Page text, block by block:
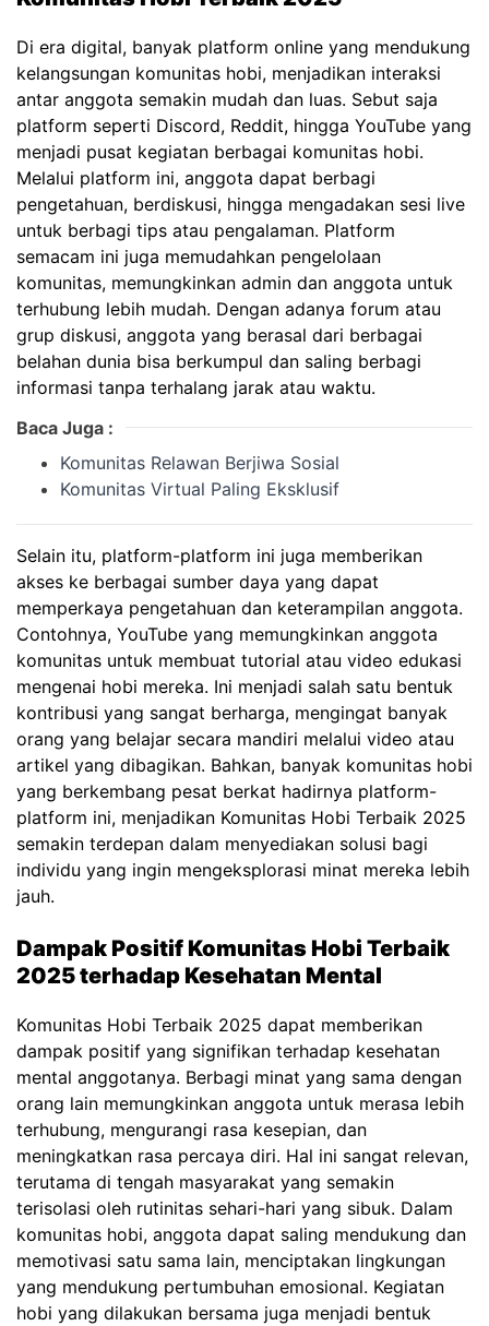
Di era digital, banyak platform online yang mendukung
kelangsungan komunitas hobi, menjadikan interaksi
antar anggota semakin mudah dan luas. Sebut saja
platform seperti Discord, Reddit, hingga YouTube yang
menjadi pusat kegiatan berbagai komunitas hobi.
Melalui platform ini, anggota dapat berbagi
pengetahuan, berdiskusi, hingga mengadakan sesi live
untuk berbagi tips atau pengalaman. Platform
semacam ini juga memudahkan pengelolaan
komunitas, memungkinkan admin dan anggota untuk
terhubung lebih mudah. Dengan adanya forum atau
grup diskusi, anggota yang berasal dari berbagai
belahan dunia bisa berkumpul dan saling berbagi
informasi tanpa terhalang jarak atau waktu.
Baca Juga :
Komunitas Relawan Berjiwa Sosial
Komunitas Virtual Paling Eksklusif
Selain itu, platform-platform ini juga memberikan
akses ke berbagai sumber daya yang dapat
memperkaya pengetahuan dan keterampilan anggota.
Contohnya, YouTube yang memungkinkan anggota
komunitas untuk membuat tutorial atau video edukasi
mengenai hobi mereka. Ini menjadi salah satu bentuk
kontribusi yang sangat berharga, mengingat banyak
orang yang belajar secara mandiri melalui video atau
artikel yang dibagikan. Bahkan, banyak komunitas hobi
yang berkembang pesat berkat hadirnya platform-
platform ini, menjadikan Komunitas Hobi Terbaik 2025
semakin terdepan dalam menyediakan solusi bagi
individu yang ingin mengeksplorasi minat mereka lebih
jauh.
Dampak Positif Komunitas Hobi Terbaik
2025 terhadap Kesehatan Mental
Komunitas Hobi Terbaik 2025 dapat memberikan
dampak positif yang signifikan terhadap kesehatan
mental anggotanya. Berbagi minat yang sama dengan
orang lain memungkinkan anggota untuk merasa lebih
terhubung, mengurangi rasa kesepian, dan
meningkatkan rasa percaya diri. Hal ini sangat relevan,
terutama di tengah masyarakat yang semakin
terisolasi oleh rutinitas sehari-hari yang sibuk. Dalam
komunitas hobi, anggota dapat saling mendukung dan
memotivasi satu sama lain, menciptakan lingkungan
yang mendukung pertumbuhan emosional. Kegiatan
hobi yang dilakukan bersama juga menjadi bentuk